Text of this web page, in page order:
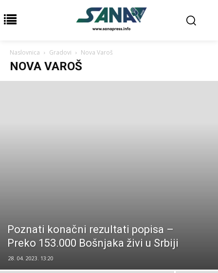
Naslovnica Gradovi Nova Varoš
NOVA VAROŠ
Poznati konačni rezultati popisa –
Preko 153.000 Bošnjaka živi u Srbiji
28. 04. 2023. 13:20